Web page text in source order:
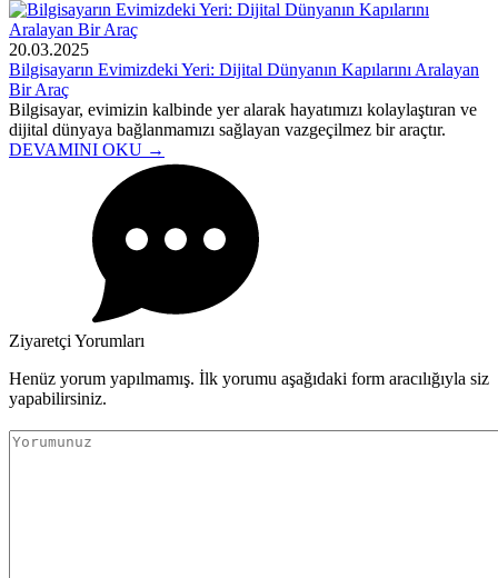
20.03.2025
Bilgisayarın Evimizdeki Yeri: Dijital Dünyanın Kapılarını Aralayan
Bir Araç
Bilgisayar, evimizin kalbinde yer alarak hayatımızı kolaylaştıran ve
dijital dünyaya bağlanmamızı sağlayan vazgeçilmez bir araçtır.
DEVAMINI OKU →
Ziyaretçi Yorumları
Henüz yorum yapılmamış. İlk yorumu aşağıdaki form aracılığıyla siz
yapabilirsiniz.